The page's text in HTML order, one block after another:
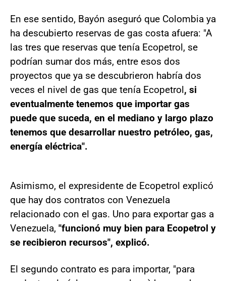
En ese sentido, Bayón aseguró que Colombia ya
ha descubierto reservas de gas costa afuera: "A
las tres que reservas que tenía Ecopetrol, se
podrían sumar dos más, entre esos dos
proyectos que ya se descubrieron habría dos
veces el nivel de gas que tenía Ecopetrol, si
eventualmente tenemos que importar gas
puede que suceda, en el mediano y largo plazo
tenemos que desarrollar nuestro petróleo, gas,
energía eléctrica".
Asimismo, el expresidente de Ecopetrol explicó
que hay dos contratos con Venezuela
relacionado con el gas. Uno para exportar gas a
Venezuela, "funcionó muy bien para Ecopetrol y
se recibieron recursos", explicó.
El segundo contrato es para importar, "para